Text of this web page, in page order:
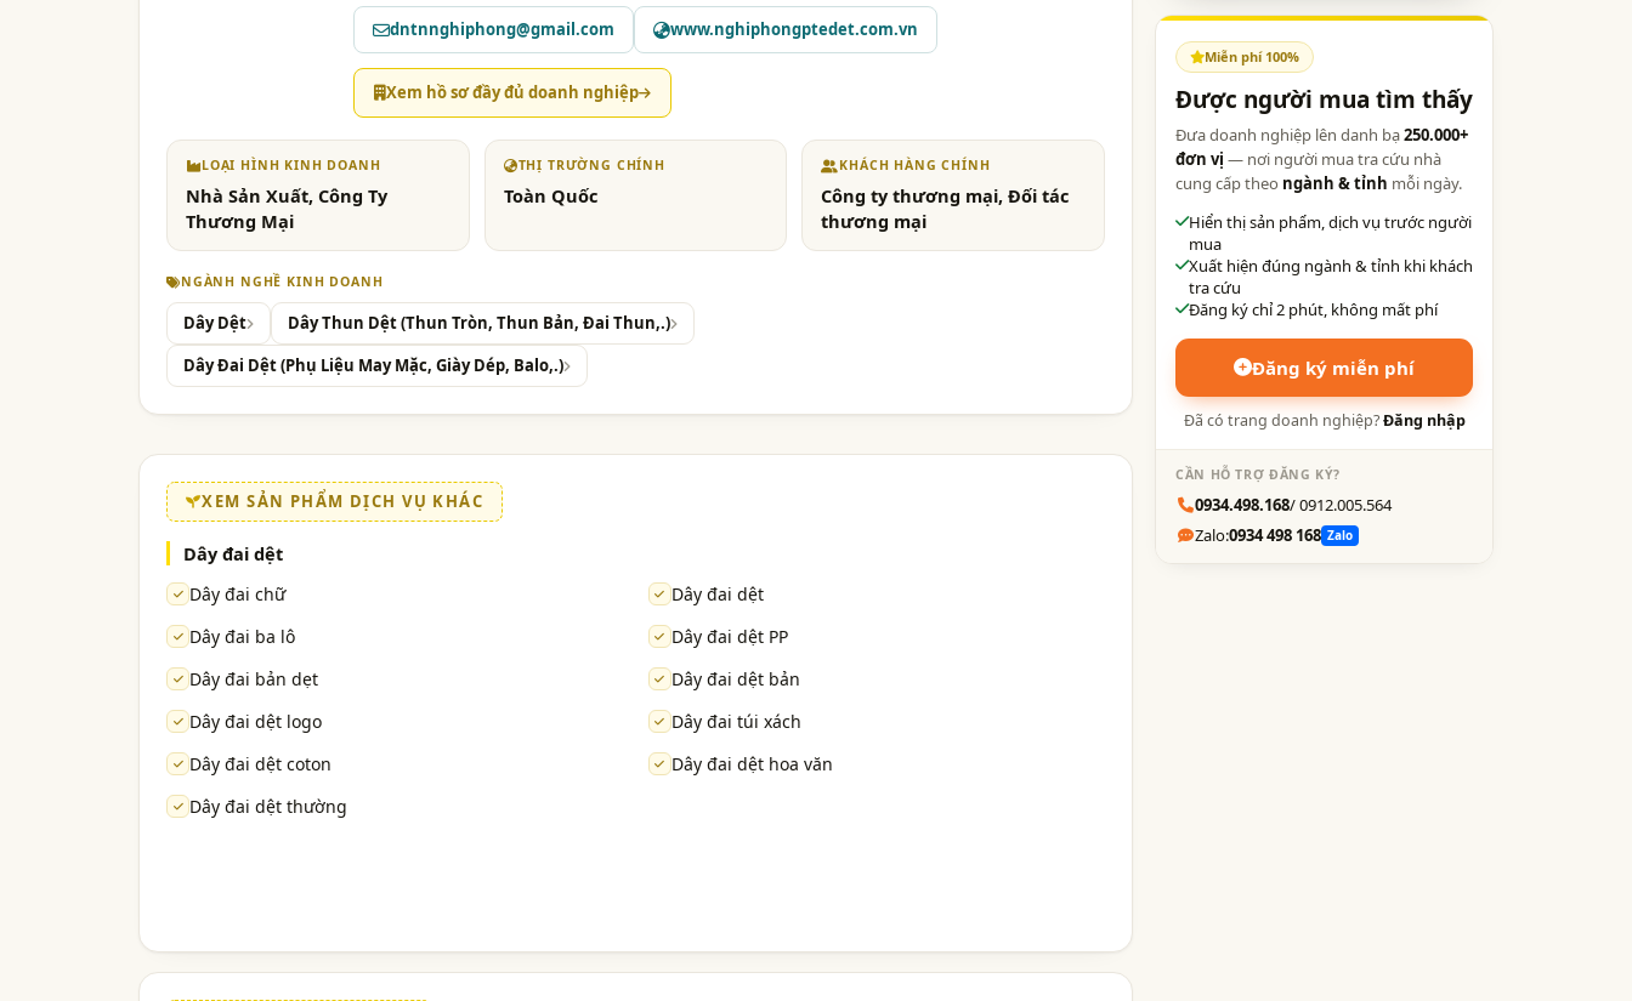
dntnnghiphong@gmail.com www.nghiphongptedet.com.vn
Xem hồ sơ đầy đủ doanh nghiệp
LOẠI HÌNH KINH DOANH
Nhà Sản Xuất, Công Ty
Thương Mại
THỊ TRƯỜNG CHÍNH
Toàn Quốc
KHÁCH HÀNG CHÍNH
Công ty thương mại, Đối tác
thương mại
NGÀNH NGHỀ KINH DOANH
Dây Dệt
Dây Thun Dệt (Thun Tròn, Thun Bản, Đai Thun,.)
Dây Đai Dệt (Phụ Liệu May Mặc, Giày Dép, Balo,.)
XEM SẢN PHẨM DỊCH VỤ KHÁC
Dây đai dệt
Dây đai chữ
Dây đai dệt
Dây đai ba lô
Dây đai dệt PP
Dây đai bản dẹt
Dây đai dệt bản
Dây đai dệt logo
Dây đai túi xách
Dây đai dệt coton
Dây đai dệt hoa văn
Dây đai dệt thường
Miễn phí 100%
Được người mua tìm thấy
Đưa doanh nghiệp lên danh bạ250.000+
đơn vị — nơi người mua tra cứu nhà
cung cấp theo ngành & tỉnh mỗi ngày.
Hiển thị sản phẩm, dịch vụ trước người
mua
Xuất hiện đúng ngành & tỉnh khi khách
tra cứu
Đăng ký chỉ 2 phút, không mất phí
Đăng ký miễn phí
Đã có trang doanh nghiệp?Đăng nhập
CẦN HỖ TRỢ ĐĂNG KÝ?
0934.498.168/ 0912.005.564
Zalo:0934 498 168 Zalo